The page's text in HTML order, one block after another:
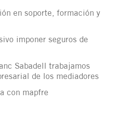
en soporte, formación y
imponer seguros de
Sabadell trabajamos
de los mediadores
con mapfre